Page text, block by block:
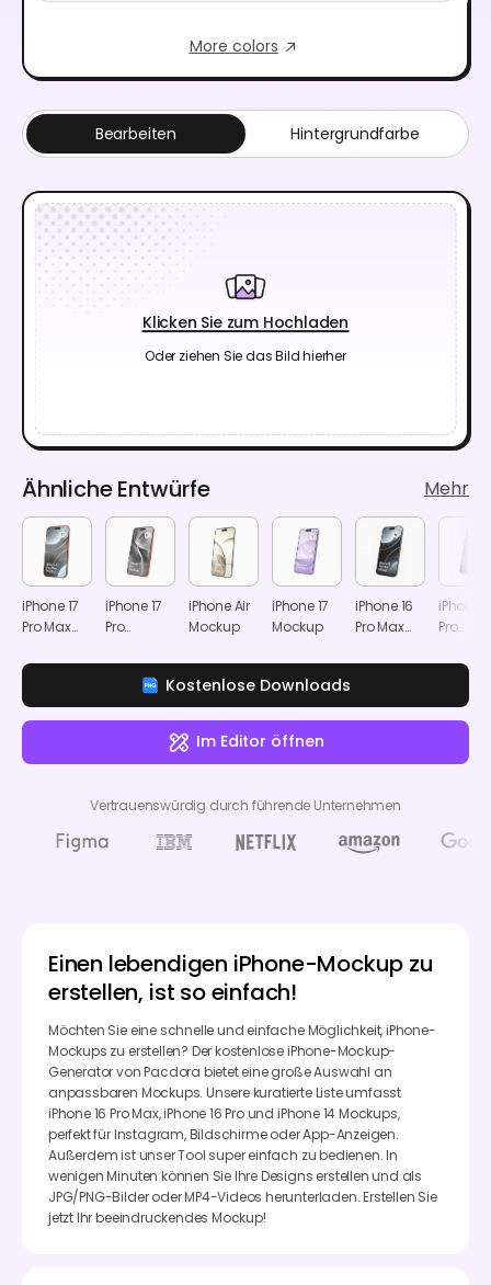
More colors
Klicken Sie zum Hochladen
Oder ziehen Sie das Bild hierher
Bearbeiten Hintergrundfarbe
Ähnliche Entwürfe Mehr
iPhone 17
Pro Max
iPhone 17
Pro
iPhone Air
Mockup
iPhone 17
Mockup
iPhone 16
Pro Max
iPhone
Pro
Kostenlose Downloads
Im Editor öffnen
Vertrauenswürdig durch führende Unternehmen
Einen lebendigen iPhone-Mockup zu
erstellen, ist so einfach!
Möchten Sie eine schnelle und einfache Möglichkeit, iPhone-
Mockups zu erstellen? Der kostenlose iPhone-Mockup-
Generator von Pacdora bietet eine große Auswahl an
anpassbaren Mockups. Unsere kuratierte Liste umfasst
iPhone 16 Pro Max, iPhone 16 Pro und iPhone 14 Mockups,
perfekt für Instagram, Bildschirme oder App-Anzeigen.
Außerdem ist unser Tool super einfach zu bedienen. In
wenigen Minuten können Sie Ihre Designs erstellen und als
JPG/PNG-Bilder oder MP4-Videos herunterladen. Erstellen Sie
jetzt Ihr beeindruckendes Mockup!